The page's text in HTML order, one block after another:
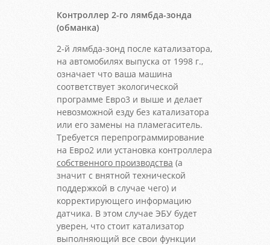
Контроллер 2-го лямбда-зонда
(обманка)
2-й лямбда-зонд после катализатора,
на автомобилях выпуска от 1998 г.,
означает что ваша машина
соответствует экологической
программе Евро3 и выше и делает
невозможной езду без катализатора
или его замены на пламегаситель.
Требуется перепрограммирование
на Евро2 или установка контроллера
собственного производства (а
значит с внятной технической
поддержкой в случае чего) и
корректирующего информацию
датчика. В этом случае ЭБУ будет
уверен, что стоит катализатор
выполняющий все свои функции